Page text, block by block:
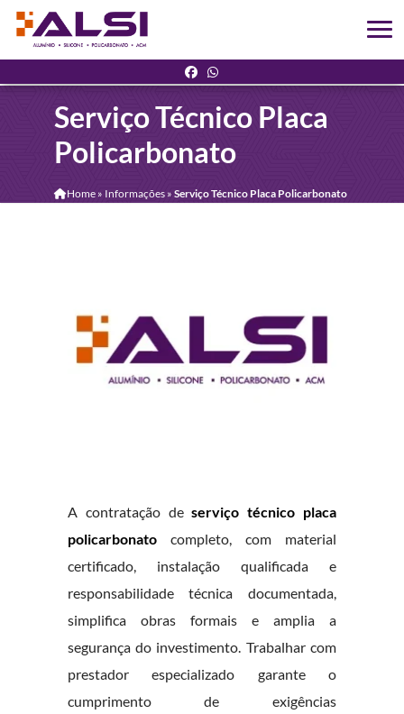
Serviço Técnico Placa
Policarbonato
Home» Informações » Serviço Técnico Placa Policarbonato
A contratação deserviço técnico placa
policarbonatocompleto, com material
certificado, instalação qualificada e
responsabilidade técnica documentada,
simplifica obras formais e amplia a
segurança do investimento. Trabalhar com
prestador especializado garante o
cumprimento de exigências